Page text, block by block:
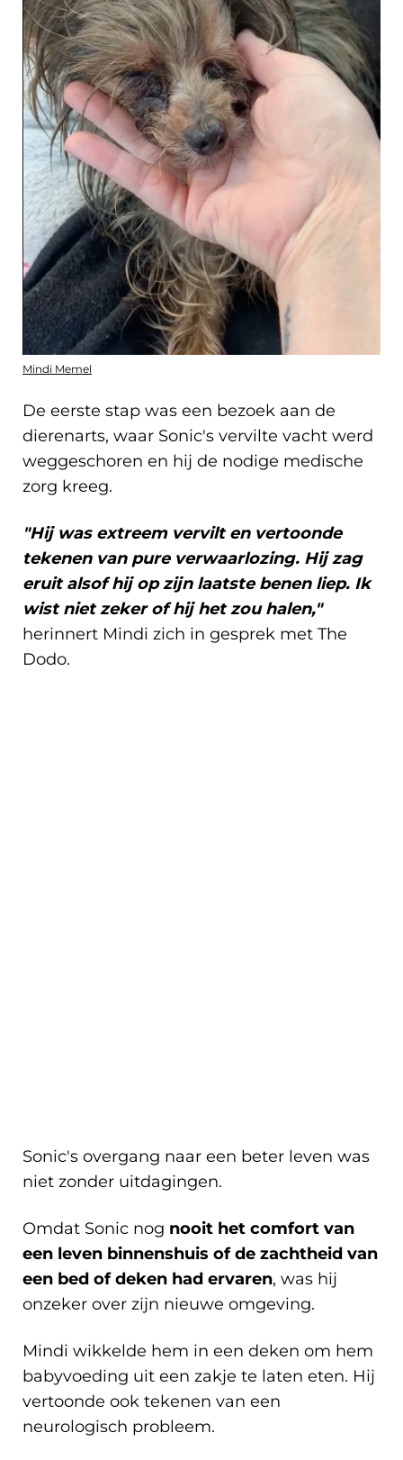
Mindi Memel
De eerste stap was een bezoek aan de
dierenarts, waar Sonic's vervilte vacht werd
weggeschoren en hij de nodige medische
zorg kreeg.
"Hij was extreem vervilt en vertoonde
tekenen van pure verwaarlozing. Hij zag
eruit alsof hij op zijn laatste benen liep. Ik
wist niet zeker of hij het zou halen,"
herinnert Mindi zich in gesprek met The
Dodo.
Sonic's overgang naar een beter leven was
niet zonder uitdagingen.
Omdat Sonic nog nooit het comfort van
een leven binnenshuis of de zachtheid van
een bed of deken had ervaren, was hij
onzeker over zijn nieuwe omgeving.
Mindi wikkelde hem in een deken om hem
babyvoeding uit een zakje te laten eten. Hij
vertoonde ook tekenen van een
neurologisch probleem.